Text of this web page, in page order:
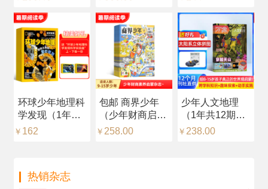
（1年共12期）
（杂志订阅）
期）（杂志订
阅）
环球少年地理科
学发现（1年共
12期）（杂志订
￥ 162
包邮 商界少年
（少年财商启
蒙）（1年共12
￥ 258.00
少年人文地理
（1年共12期）
（杂志订阅）
￥ 238.00
热销杂志